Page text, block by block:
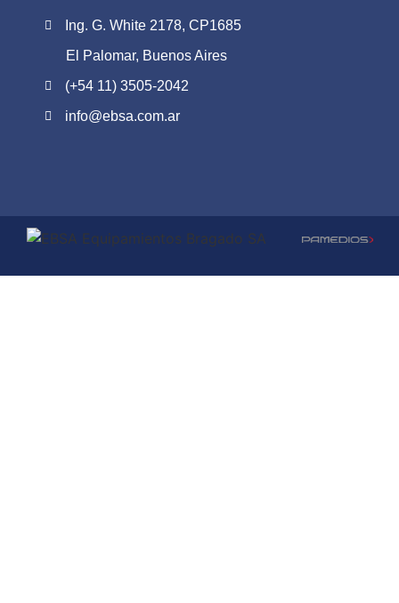
Ing. G. White 2178, CP1685
El Palomar, Buenos Aires
(+54 11) 3505-2042
info@ebsa.com.ar